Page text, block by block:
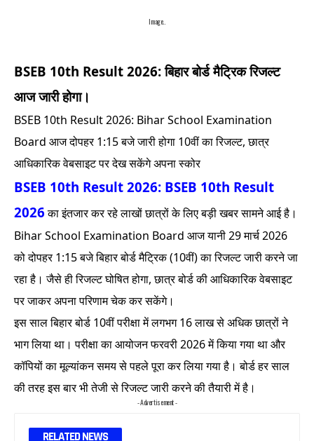
Image..
BSEB 10th Result 2026: बिहार बोर्ड मैट्रिक रिजल्ट
आज जारी होगा।
BSEB 10th Result 2026: Bihar School Examination
Board आज दोपहर 1:15 बजे जारी होगा 10वीं का रिजल्ट, छात्र
आधिकारिक वेबसाइट पर देख सकेंगे अपना स्कोर
BSEB 10th Result 2026: BSEB 10th Result
2026का इंतजार कर रहे लाखों छात्रों के लिए बड़ी खबर सामने आई है।
Bihar School Examination Board आज यानी 29 मार्च 2026
को दोपहर 1:15 बजे बिहार बोर्ड मैट्रिक (10वीं) का रिजल्ट जारी करने जा
रहा है। जैसे ही रिजल्ट घोषित होगा, छात्र बोर्ड की आधिकारिक वेबसाइट
पर जाकर अपना परिणाम चेक कर सकेंगे।
इस साल बिहार बोर्ड 10वीं परीक्षा में लगभग 16 लाख से अधिक छात्रों ने
भाग लिया था। परीक्षा का आयोजन फरवरी 2026 में किया गया था और
कॉपियों का मूल्यांकन समय से पहले पूरा कर लिया गया है। बोर्ड हर साल
की तरह इस बार भी तेजी से रिजल्ट जारी करने की तैयारी में है।
- Advertisement -
RELATED NEWS